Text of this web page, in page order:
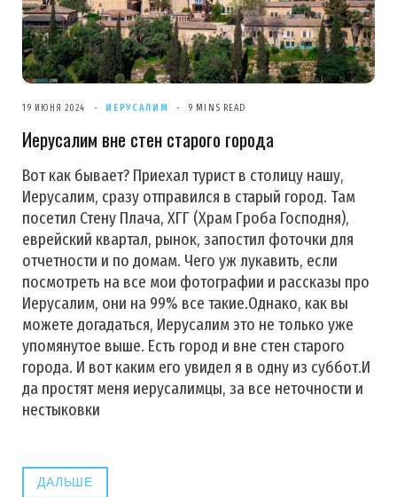
19 ИЮНЯ 2024 ИЕРУСАЛИМ 9 MINS READ
Иерусалим вне стен старого города
Вот как бывает? Приехал турист в столицу нашу,
Иерусалим, сразу отправился в старый город. Там
посетил Стену Плача, ХГГ (Храм Гроба Господня),
еврейский квартал, рынок, запостил фоточки для
отчетности и по домам. Чего уж лукавить, если
посмотреть на все мои фотографии и рассказы про
Иерусалим, они на 99% все такие.Однако, как вы
можете догадаться, Иерусалим это не только уже
упомянутое выше. Есть город и вне стен старого
города. И вот каким его увидел я в одну из суббот.И
да простят меня иерусалимцы, за все неточности и
нестыковки
ДАЛЬШЕ